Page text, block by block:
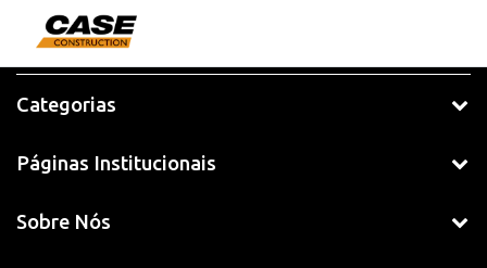
Categorias
Páginas Institucionais
Sobre Nós